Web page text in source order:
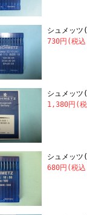
シュメッ
730円(税
シュメッ
1,380円(
シュメッ
680円(税